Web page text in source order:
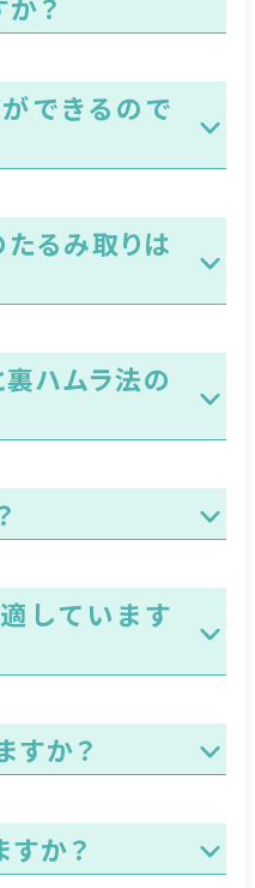
できるので
るみ取りは
ハムラ法の
しています
すか？
か？